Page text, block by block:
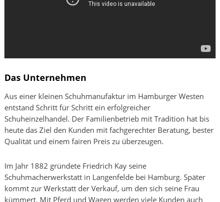
Das Unternehmen
Aus einer kleinen Schuhmanufaktur im Hamburger Westen
entstand Schritt für Schritt ein erfolgreicher
Schuheinzelhandel. Der Familienbetrieb mit Tradition hat bis
heute das Ziel den Kunden mit fachgerechter Beratung, bester
Qualität und einem fairen Preis zu überzeugen.
Im Jahr 1882 gründete Friedrich Kay seine
Schuhmacherwerkstatt in Langenfelde bei Hamburg. Später
kommt zur Werkstatt der Verkauf, um den sich seine Frau
kümmert. Mit Pferd und Wagen werden viele Kunden auch